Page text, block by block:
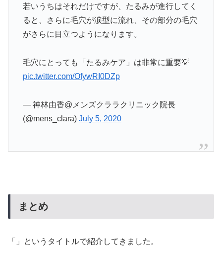
若いうちはそれだけですが、たるみが進行してく
ると、さらに毛穴が涙型に流れ、その部分の毛穴
がさらに目立つようになります。
毛穴にとっても「たるみケア」は非常に重要💡
pic.twitter.com/OfywRI0DZp
— 神林由香@メンズクララクリニック院長
(@mens_clara) July 5, 2020
まとめ
「」というタイトルで紹介してきました。